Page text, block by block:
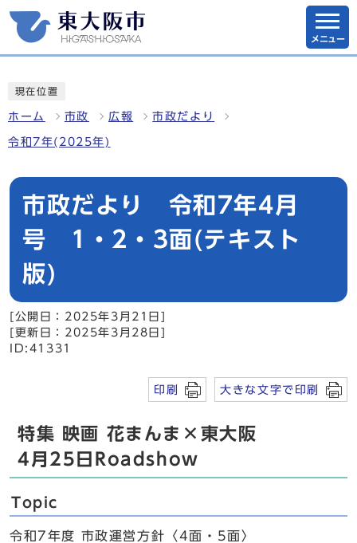
メニュー
現在位置
ホーム 市政 広報 市政だより
令和7年(2025年)
市政だより 令和7年4月
号 1・2・3面(テキスト
版)
[公開日：2025年3月21日]
[更新日：2025年3月28日]
ID:41331
印刷 大きな文字で印刷
特集 映画 花まんま×東大阪
4月25日Roadshow
Topic
令和7年度 市政運営方針〈4面・5面〉